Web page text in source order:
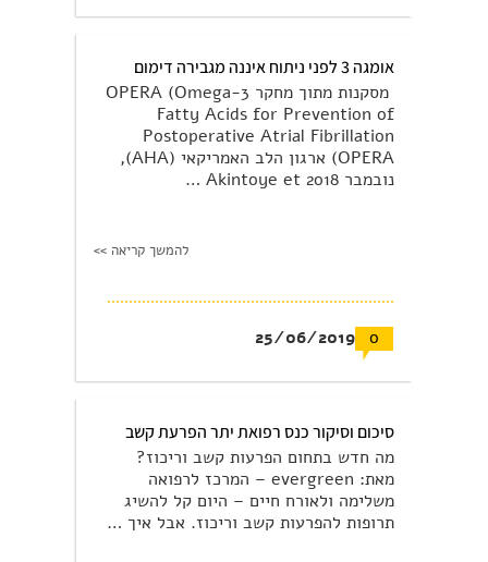
אומגה 3 לפני ניתוח איננה מגבירה דימום
מסקנות מתוך מחקר OPERA (Omega-3
Fatty Acids for Prevention of
Postoperative Atrial Fibrillation
(OPERA ארגון הלב האמריקאי (AHA),
נובמבר 2018 Akintoye et …
להמשך קריאה >>
0
25/06/2019
סיכום וסיקור כנס רפואת יתר הפרעת קשב
מה חדש בתחום הפרעות קשב וריכוז?
מאת: evergreen – המרכז לרפואה
משלימה ולאורח חיים – היום קל להשיג
תרופות להפרעות קשב וריכוז. אבל איך …